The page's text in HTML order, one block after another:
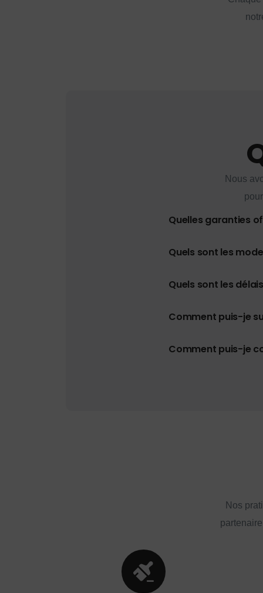
Nous
Quelles garanties
Quels sont les
Quels sont les
Comment puis-je
Comment puis-je
Nos